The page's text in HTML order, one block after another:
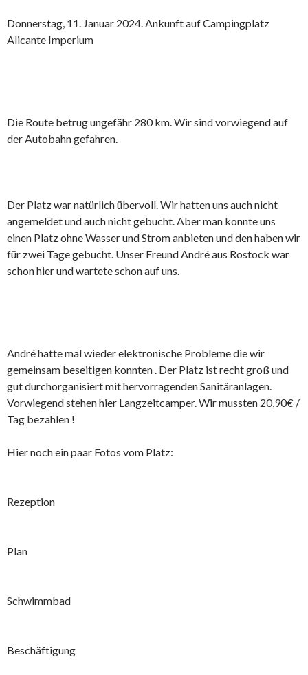
Donnerstag, 11. Januar 2024. Ankunft auf Campingplatz
Alicante Imperium
Die Route betrug ungefähr 280 km. Wir sind vorwiegend auf
der Autobahn gefahren.
Der Platz war natürlich übervoll. Wir hatten uns auch nicht
angemeldet und auch nicht gebucht. Aber man konnte uns
einen Platz ohne Wasser und Strom anbieten und den haben wir
für zwei Tage gebucht. Unser Freund André aus Rostock war
schon hier und wartete schon auf uns.
André hatte mal wieder elektronische Probleme die wir
gemeinsam beseitigen konnten . Der Platz ist recht groß und
gut durchorganisiert mit hervorragenden Sanitäranlagen.
Vorwiegend stehen hier Langzeitcamper. Wir mussten 20,90€ /
Tag bezahlen !
Hier noch ein paar Fotos vom Platz:
Rezeption
Plan
Schwimmbad
Beschäftigung